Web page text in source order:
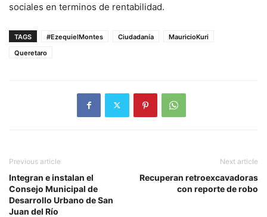
sociales en terminos de rentabilidad.
TAGS #EzequielMontes Ciudadanía
MauricioKuri
Queretaro
Previous article
Integran e instalan el
Consejo Municipal de
Desarrollo Urbano de San
Juan del Río
Next article
Recuperan retroexcavadoras
con reporte de robo